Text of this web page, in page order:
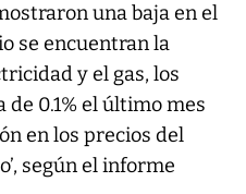
una baja en el
se encuentran la
y el gas, los
0.1% el último mes
en los precios del
según el informe